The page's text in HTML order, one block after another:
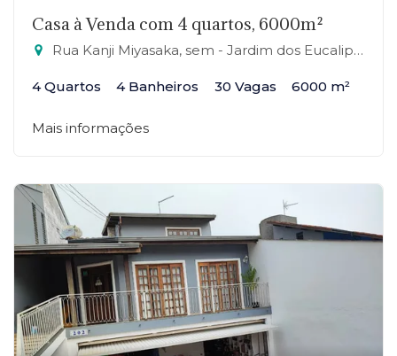
Casa à Venda com 4 quartos, 6000m²
Rua Kanji Miyasaka, sem - Jardim dos Eucaliptos, Ribeirão Pires-SP
4 Quartos 4 Banheiros 30 Vagas 6000 m²
Mais informações